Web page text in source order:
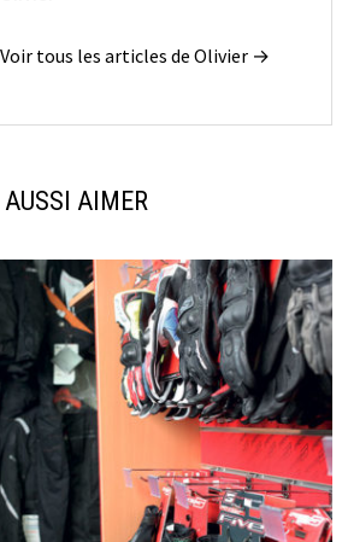
Voir tous les articles de Olivier →
AUSSI AIMER